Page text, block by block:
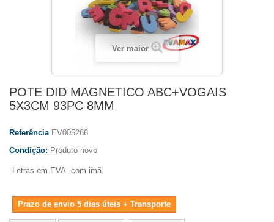
Ver maior
POTE DID MAGNETICO ABC+VOGAIS
5X3CM 93PC 8MM
Referência EV005266
Condição: Produto novo
Letras em EVA com imã
Prazo de envio 5 dias úteis + Transporte